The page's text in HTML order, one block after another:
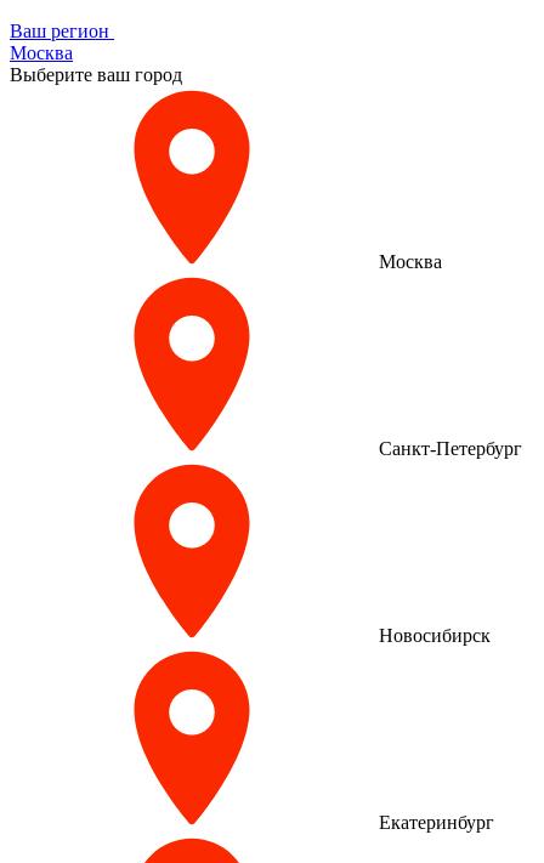
Ваш регион
Москва
Выберите ваш город
Москва
Санкт-Петербург
Новосибирск
Екатеринбург